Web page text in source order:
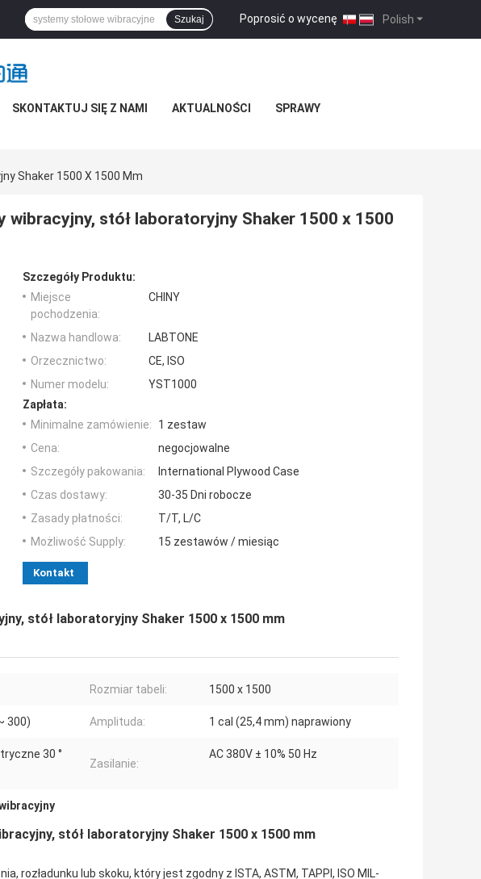
Polish
Poprosić o wycenę |
Szukaj
SKONTAKTUJ SIĘ Z NAMI AKTUALNOŚCI SPRAWY
Shaker 1500 X 1500 Mm
wibracyjny, stół laboratoryjny Shaker 1500 x 1500
Szczegóły Produktu:
Miejsce
pochodzenia:
CHINY
Nazwa handlowa:
LABTONE
Orzecznictwo:
CE, ISO
Numer modelu:
YST1000
Zapłata:
Minimalne zamówienie:
1 zestaw
Cena:
negocjowalne
Szczegóły pakowania:
International Plywood Case
Czas dostawy:
30-35 Dni robocze
Zasady płatności:
T/T, L/C
Możliwość Supply:
15 zestawów / miesiąc
Kontakt
stół laboratoryjny Shaker 1500 x 1500 mm
Rozmiar tabeli: 1500 x 1500
300) Amplituda: 1 cal (25,4 mm) naprawiony
30 °
Zasilanie:
AC 380V ± 10% 50 Hz
stół laboratoryjny Shaker 1500 x 1500 mm
rozładunku lub skoku, który jest zgodny z ISTA, ASTM, TAPPI, ISO MIL-